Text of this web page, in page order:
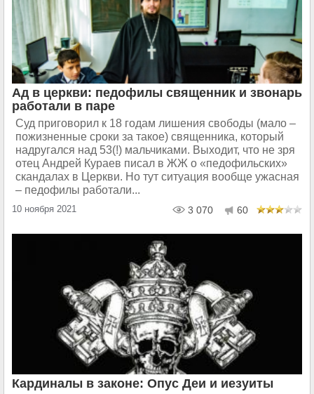
Ад в церкви: педофилы священник и звонарь
работали в паре
Суд приговорил к 18 годам лишения свободы (мало –
пожизненные сроки за такое) священника, который
надругался над 53(!) мальчиками. Выходит, что не зря
отец Андрей Кураев писал в ЖЖ о «педофильских»
скандалах в Церкви. Но тут ситуация вообще ужасная
– педофилы работали...
10 ноября 2021 3 070 60
Кардиналы в законе: Опус Деи и иезуиты